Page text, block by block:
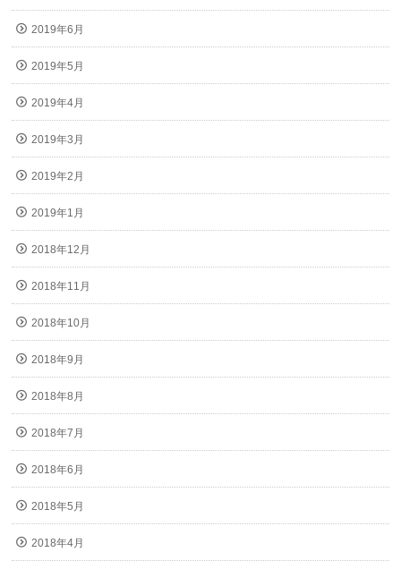
2019年6月
2019年5月
2019年4月
2019年3月
2019年2月
2019年1月
2018年12月
2018年11月
2018年10月
2018年9月
2018年8月
2018年7月
2018年6月
2018年5月
2018年4月